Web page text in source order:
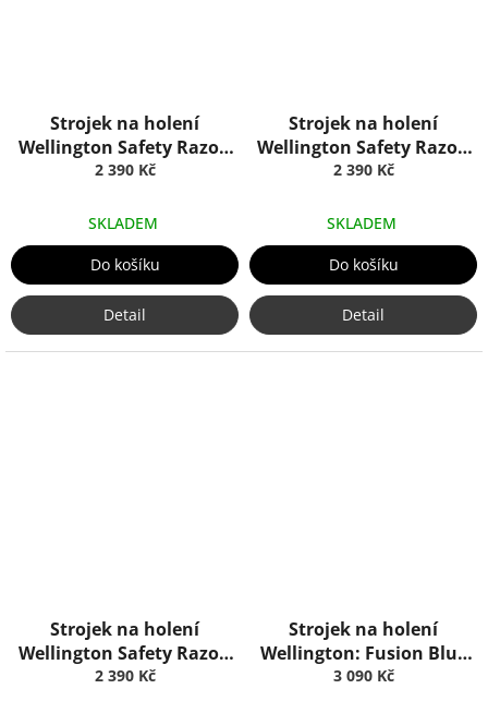
Strojek na holení
Wellington Safety Razor:
Ebony, Truefitt & Hill
2 390 Kč
SKLADEM
Do košíku
Detail
Strojek na holení
Wellington Safety Razor:
Ivory, Truefitt & Hill
2 390 Kč
SKLADEM
Do košíku
Detail
Strojek na holení
Wellington Safety Razor:
Porcelain, Truefitt & Hill
2 390 Kč
Strojek na holení
Wellington: Fusion Blue
Opal, Truefitt & Hill
3 090 Kč